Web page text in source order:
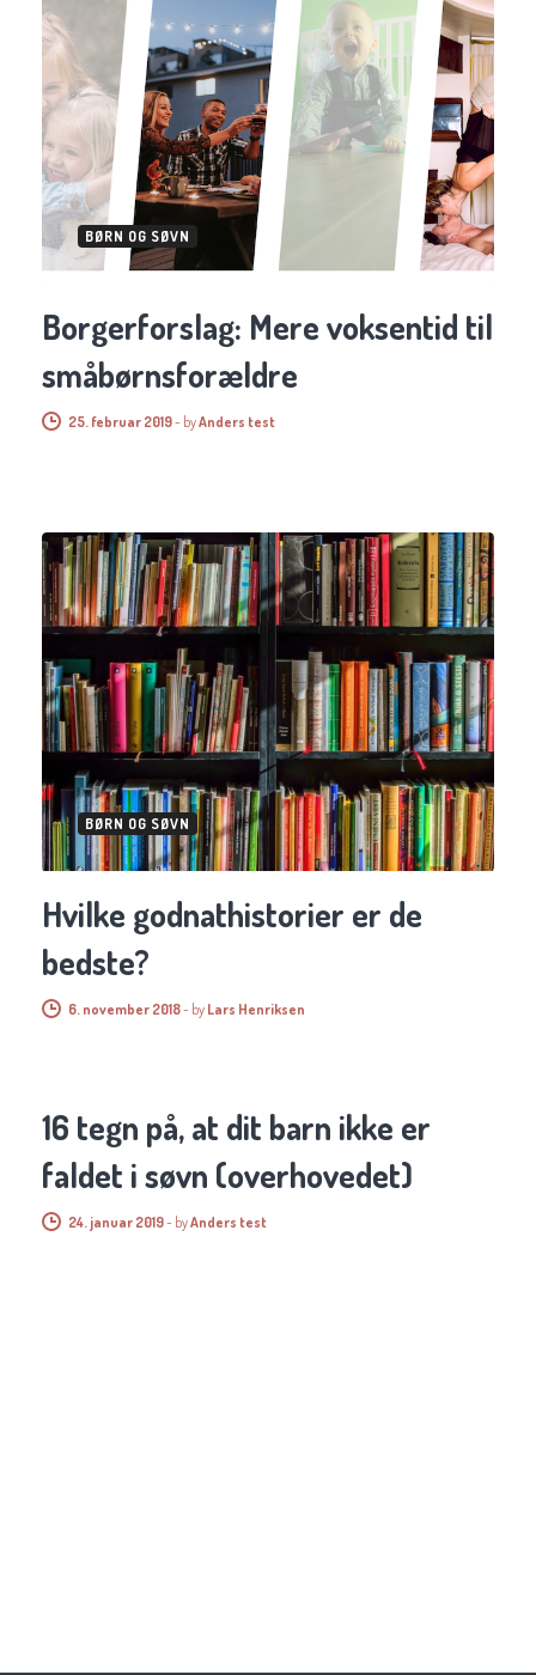
BØRN OG SØVN
Borgerforslag: Mere voksentid til
småbørnsforældre
25. februar 2019- byAnders test
BØRN OG SØVN
Hvilke godnathistorier er de
bedste?
6. november 2018- by Lars Henriksen
16 tegn på, at dit barn ikke er
faldet i søvn (overhovedet)
24. januar 2019- byAnders test